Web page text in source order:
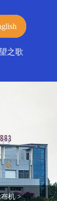
之歌
机 >